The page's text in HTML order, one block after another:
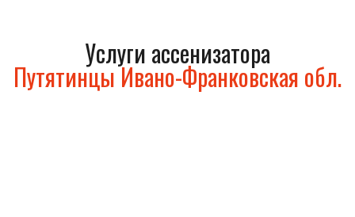
Услуги ассенизатора
Путятинцы Ивано-Франковская обл.